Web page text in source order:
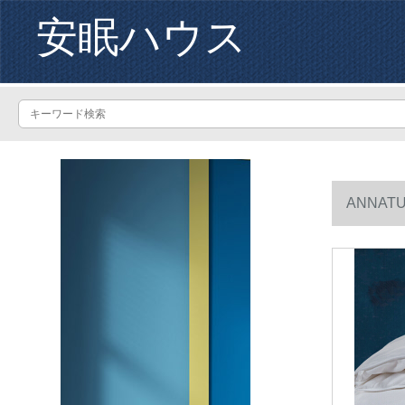
安眠ハウス
なります。